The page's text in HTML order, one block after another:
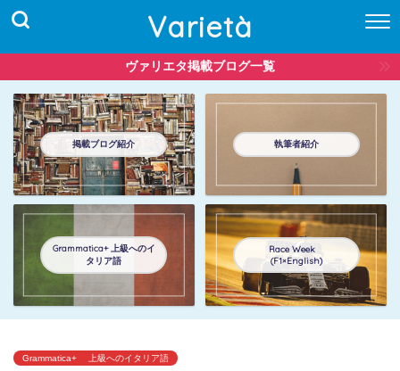
Varietà
ヴァリエタ掲載ブログ一覧
掲載ブログ紹介 執筆者紹介
Grammatica+ 上級へのイ
タリア語
Race Week
(F1×English)
Grammatica+ 上級へのイタリア語